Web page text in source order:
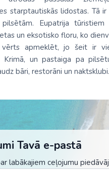
starptautiskās lidostas. Tā
pilsētām. Eupatrija
un eksotisko floru, ko
apmeklēt, jo šeit ir
Krimā, un pastaiga pa
bāri, restorāni un naktsklubi.
Tavā e-pastā
labākajiem ceļojumu